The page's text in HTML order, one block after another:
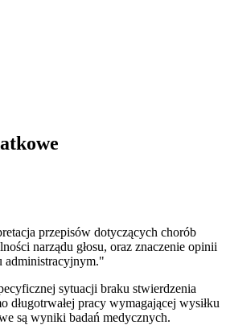
przepisów dotyczących chorób
narządu głosu, oraz znaczenie opinii
administracyjnym."
sytuacji braku stwierdzenia
długotrwałej pracy wymagającej wysiłku
są wyniki badań medycznych.